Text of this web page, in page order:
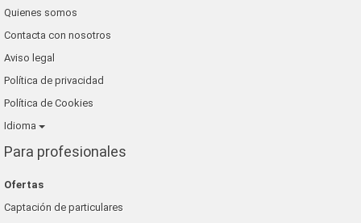
Quienes somos
Contacta con nosotros
Aviso legal
Política de privacidad
Política de Cookies
Idioma
Para profesionales
Ofertas
Captación de particulares